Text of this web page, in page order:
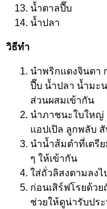
น้ำตาลปี๊บ
น้ำปลา
วิธีทำ
นำพริกแดงจินดา
ปี๊บ น้ำปลา น้ำมะ
ส่วนผสมเข้ากัน
นำภาชนะใบใหญ่
แอปเปิล ลูกพลับ
นำน้ำส้มตำที่เตรี
ๆ ให้เข้ากัน
ใส่ถั่วลิสงตามลง
ก่อนเสิร์ฟโรยด้ว
ช่วยให้ดูน่ารับปร